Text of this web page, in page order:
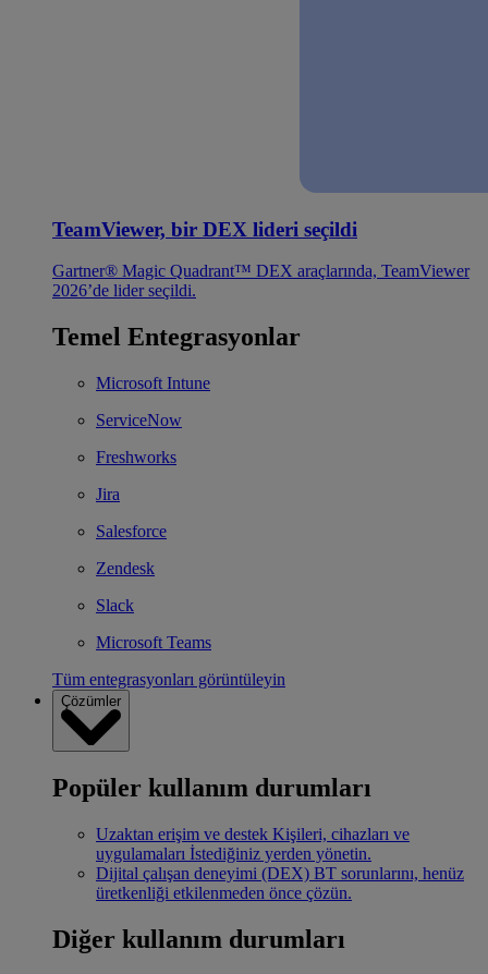
TeamViewer, bir DEX lideri seçildi
Gartner® Magic Quadrant™ DEX araçlarında, TeamViewer
2026’de lider seçildi.
Temel Entegrasyonlar
Microsoft Intune
ServiceNow
Freshworks
Jira
Salesforce
Zendesk
Slack
Microsoft Teams
Tüm entegrasyonları görüntüleyin
Çözümler
Popüler kullanım durumları
Uzaktan erişim ve destek Kişileri, cihazları ve
uygulamaları İstediğiniz yerden yönetin.
Dijital çalışan deneyimi (DEX) BT sorunlarını, henüz
üretkenliği etkilenmeden önce çözün.
Diğer kullanım durumları